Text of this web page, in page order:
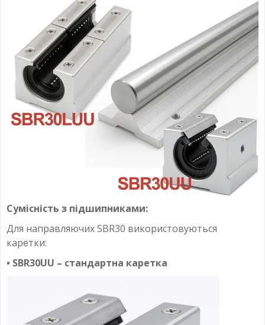
Сумісність з підшипниками:
Для направляючих SBR30 використовуються
каретки:
• SBR30UU – стандартна каретка